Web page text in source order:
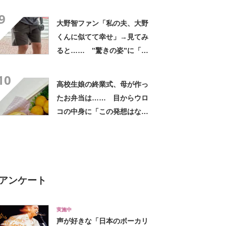
大野智ファン「私の夫、大野
くんに似てて幸せ」→見てみ
ると…… ‟驚きの姿”に「最
高校生娘の終業式、母が作っ
たお弁当は…… 目からウロ
コの中身に「この発想はなか
アンケート
実施中
声が好きな「日本のボーカリ